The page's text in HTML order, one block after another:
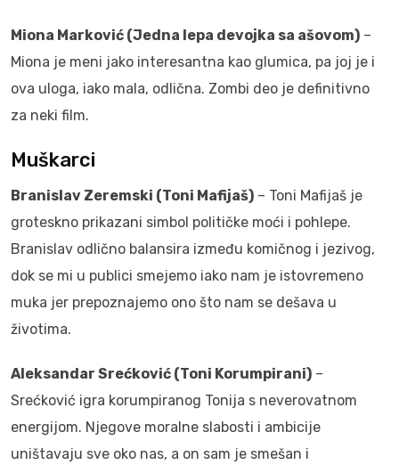
Miona Marković (Jedna lepa devojka sa ašovom) –
Miona je meni jako interesantna kao glumica, pa joj je i
ova uloga, iako mala, odlična. Zombi deo je definitivno
za neki film.
Muškarci
Branislav Zeremski (Toni Mafijaš) – Toni Mafijaš je
groteskno prikazani simbol političke moći i pohlepe.
Branislav odlično balansira između komičnog i jezivog,
dok se mi u publici smejemo iako nam je istovremeno
muka jer prepoznajemo ono što nam se dešava u
životima.
Aleksandar Srećković (Toni Korumpirani) –
Srećković igra korumpiranog Tonija s neverovatnom
energijom. Njegove moralne slabosti i ambicije
uništavaju sve oko nas, a on sam je smešan i